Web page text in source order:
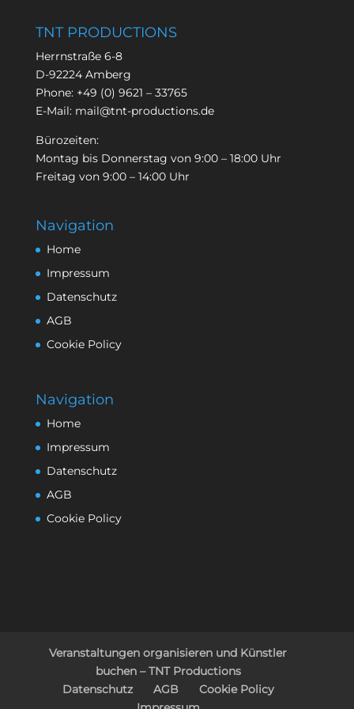
TNT PRODUCTIONS
Herrnstraße 6-8
D-92224 Amberg
Phone: +49 (0) 9621 – 33765
E-Mail: mail@tnt-productions.de
Bürozeiten:
Montag bis Donnerstag von 9:00 – 18:00 Uhr
Freitag von 9:00 – 14:00 Uhr
Navigation
Home
Impressum
Datenschutz
AGB
Cookie Policy
Navigation
Home
Impressum
Datenschutz
AGB
Cookie Policy
Veranstaltungen organisieren und Künstler
buchen – TNT Productions
Datenschutz
AGB
Cookie Policy